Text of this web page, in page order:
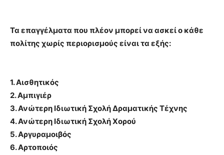
Τα επαγγέλματα που πλέον μπορεί να ασκεί ο κάθε
πολίτης χωρίς περιορισμούς είναι τα εξής:
1. Αισθητικός
2. Αμπιγιέρ
3. Ανώτερη Ιδιωτική Σχολή Δραματικής Τέχνης
4. Ανώτερη Ιδιωτική Σχολή Χορού
5. Αργυραμοιβός
6. Αρτοποιός